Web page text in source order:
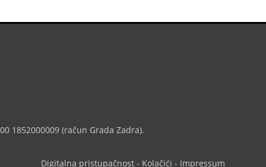
1852000009 (račun Grada Zadra).
Digitalna pristupačnost - Kolačići - Impressum